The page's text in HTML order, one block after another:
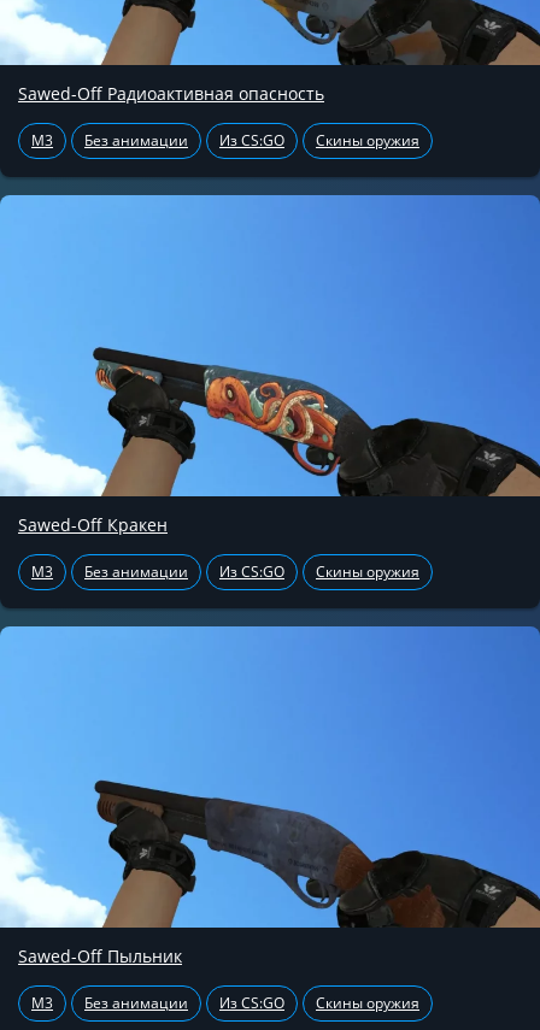
Sawed-Off Радиоактивная опасность
M3 Без анимации Из CS:GO Скины оружия
Sawed-Off Кракен
M3 Без анимации Из CS:GO Скины оружия
Sawed-Off Пыльник
M3 Без анимации Из CS:GO Скины оружия